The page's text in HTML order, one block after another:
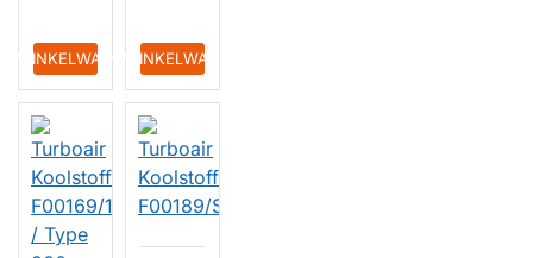
WINKELWAGENIN WINKELWAGEN